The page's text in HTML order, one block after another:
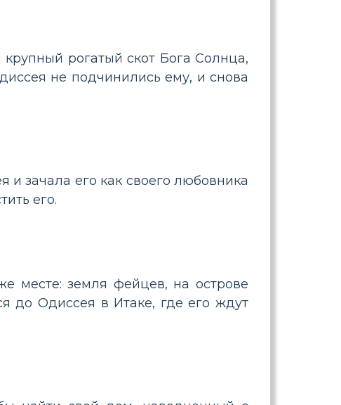
рогатый скот Бога Солнца,
не подчинились ему, и снова
зачала его как своего любовника
его.
месте: земля фейцев, на острове
до Одиссея в Итаке, где его ждут